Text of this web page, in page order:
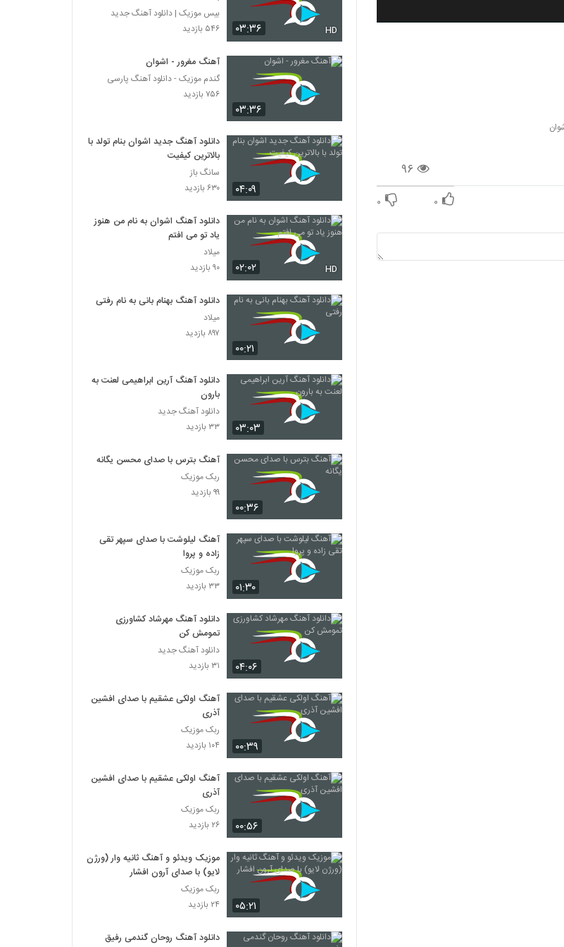
۹۶
۰ ۰
۰۳:۳۶ HD
بیس موزیک | دانلود آهنگ جدید
۵۴۶ بازدید
۰۳:۳۶
آهنگ مغرور - اشوان
گندم موزیک - دانلود آهنگ پارسی
۷۵۶ بازدید
۰۴:۰۹
دانلود آهنگ جدید اشوان بنام تولد با
بالاترین کیفیت
سانگ باز
۶۳۰ بازدید
۰۲:۰۲ HD
دانلود آهنگ اشوان به نام من هنوز
یاد تو می افتم
میلاد
۹۰ بازدید
۰۰:۲۱
دانلود آهنگ بهنام بانی به نام رفتی
میلاد
۸۹۷ بازدید
۰۳:۰۳
دانلود آهنگ آرین ابراهیمی لعنت به
بارون
دانلود آهنگ جدید
۳۳ بازدید
۰۰:۳۶
آهنگ بترس با صدای محسن یگانه
ربک موزیک
۹۹ بازدید
۰۱:۳۰
آهنگ لیلوشت با صدای سپهر تقی
زاده و پروا
ربک موزیک
۳۳ بازدید
۰۴:۰۶
دانلود آهنگ مهرشاد کشاورزی
تمومش کن
دانلود آهنگ جدید
۳۱ بازدید
۰۰:۳۹
آهنگ اولکی عشقیم با صدای افشین
آذری
ربک موزیک
۱۰۴ بازدید
۰۰:۵۶
آهنگ اولکی عشقیم با صدای افشین
آذری
ربک موزیک
۲۶ بازدید
۰۵:۲۱
موزیک ویدئو و آهنگ ثانیه وار (ورژن
لایو) با صدای آرون افشار
ربک موزیک
۲۴ بازدید
دانلود آهنگ روحان گندمی رفیق